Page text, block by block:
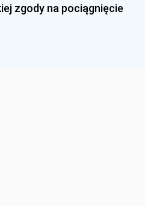
zgody na pociągnięcie